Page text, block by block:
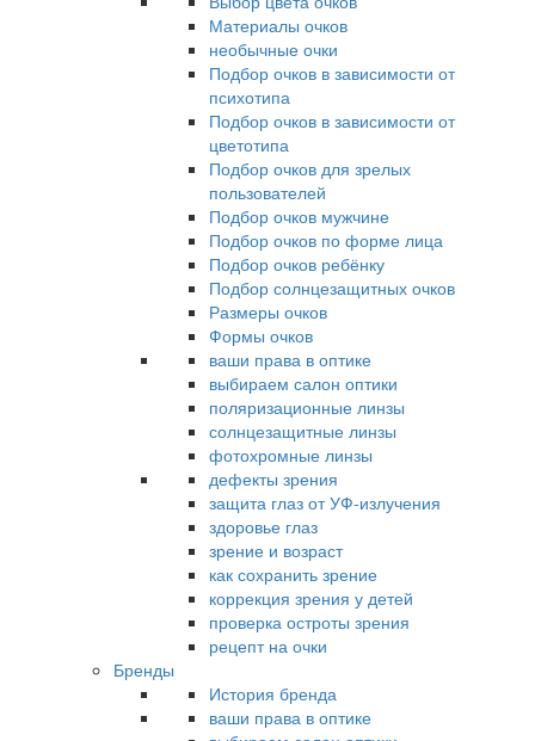
Материалы очков
необычные очки
Подбор очков в зависимости от
психотипа
Подбор очков в зависимости от
цветотипа
Подбор очков для зрелых
пользователей
Подбор очков мужчине
Подбор очков по форме лица
Подбор очков ребёнку
Подбор солнцезащитных очков
Размеры очков
Формы очков
ваши права в оптике
выбираем салон оптики
поляризационные линзы
солнцезащитные линзы
фотохромные линзы
дефекты зрения
защита глаз от УФ-излучения
здоровье глаз
зрение и возраст
как сохранить зрение
коррекция зрения у детей
проверка остроты зрения
рецепт на очки
Бренды
История бренда
ваши права в оптике